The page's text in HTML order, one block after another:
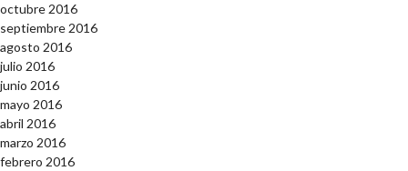
octubre 2016
septiembre 2016
agosto 2016
julio 2016
junio 2016
mayo 2016
abril 2016
marzo 2016
febrero 2016